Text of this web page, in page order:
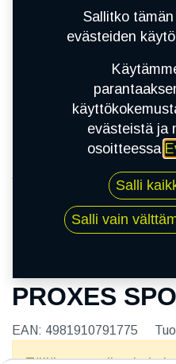
215/55R17 98Y
PROXES
EAN: 4981910791775
Sallitko
evästeiden
evästeistä ja
osoitteessa
Salli
Salli vain